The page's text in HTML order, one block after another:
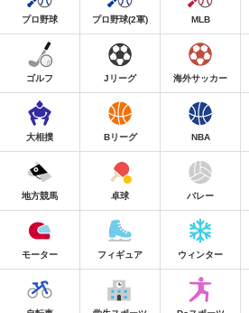
プロ野球 プロ野球(2軍) MLB
ゴルフ Jリーグ 海外サッカー
大相撲 Bリーグ NBA
地方競馬 卓球 バレー
モーター フィギュア ウィンター